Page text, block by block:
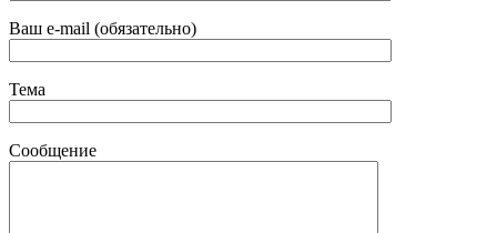
Ваш e-mail (обязательно)
Тема
Сообщение